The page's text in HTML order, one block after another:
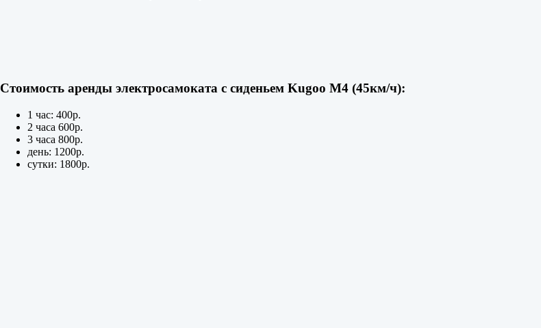
Стоимость аренды электросамоката с сиденьем Kugoo M4 (45км/ч):
1 час: 400р.
2 часа 600р.
3 часа 800р.
день: 1200р.
сутки: 1800р.